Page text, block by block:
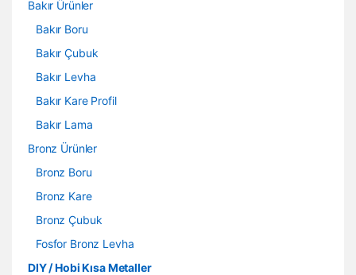
Bakır Ürünler
Bakır Boru
Bakır Çubuk
Bakır Levha
Bakır Kare Profil
Bakır Lama
Bronz Ürünler
Bronz Boru
Bronz Kare
Bronz Çubuk
Fosfor Bronz Levha
DIY / Hobi Kısa Metaller